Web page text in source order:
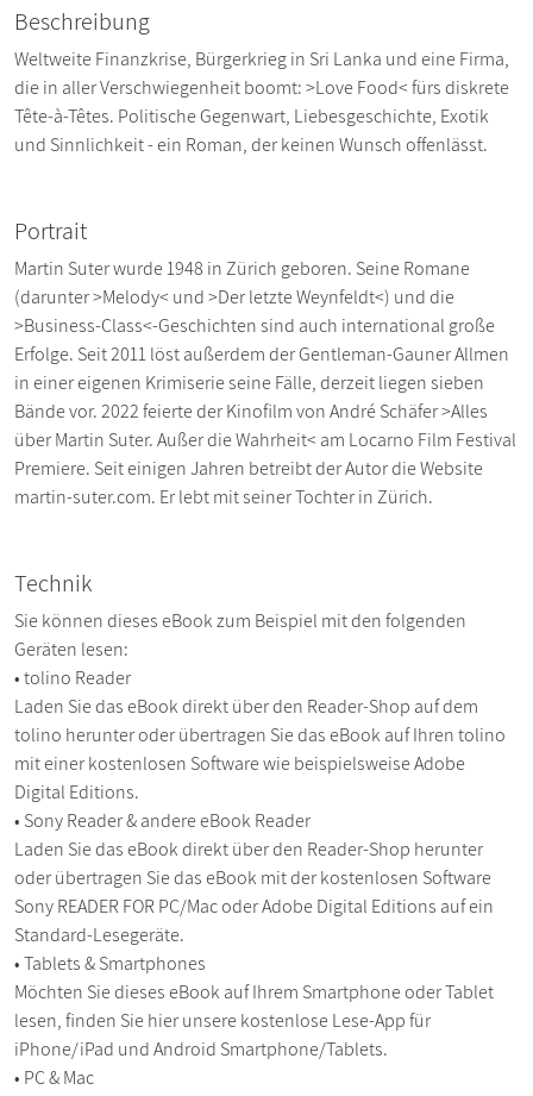
Beschreibung
Weltweite Finanzkrise, Bürgerkrieg in Sri Lanka und eine Firma,
die in aller Verschwiegenheit boomt: >Love Food< fürs diskrete
Tête-à-Têtes. Politische Gegenwart, Liebesgeschichte, Exotik
und Sinnlichkeit - ein Roman, der keinen Wunsch offenlässt.
Portrait
Martin Suter wurde 1948 in Zürich geboren. Seine Romane
(darunter >Melody< und >Der letzte Weynfeldt<) und die
>Business-Class<-Geschichten sind auch international große
Erfolge. Seit 2011 löst außerdem der Gentleman-Gauner Allmen
in einer eigenen Krimiserie seine Fälle, derzeit liegen sieben
Bände vor. 2022 feierte der Kinofilm von André Schäfer >Alles
über Martin Suter. Außer die Wahrheit< am Locarno Film Festival
Premiere. Seit einigen Jahren betreibt der Autor die Website
martin-suter.com. Er lebt mit seiner Tochter in Zürich.
Technik
Sie können dieses eBook zum Beispiel mit den folgenden
Geräten lesen:
• tolino Reader
Laden Sie das eBook direkt über den Reader-Shop auf dem
tolino herunter oder übertragen Sie das eBook auf Ihren tolino
mit einer kostenlosen Software wie beispielsweise Adobe
Digital Editions.
• Sony Reader & andere eBook Reader
Laden Sie das eBook direkt über den Reader-Shop herunter
oder übertragen Sie das eBook mit der kostenlosen Software
Sony READER FOR PC/Mac oder Adobe Digital Editions auf ein
Standard-Lesegeräte.
• Tablets & Smartphones
Möchten Sie dieses eBook auf Ihrem Smartphone oder Tablet
lesen, finden Sie hier unsere kostenlose Lese-App für
iPhone/iPad und Android Smartphone/Tablets.
• PC & Mac